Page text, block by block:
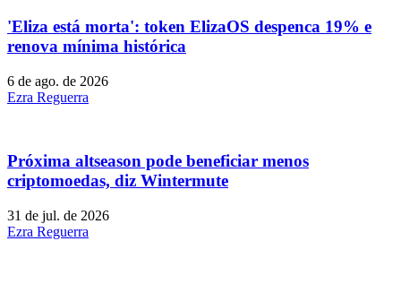
'Eliza está morta': token ElizaOS despenca 19% e
renova mínima histórica
6 de ago. de 2026
Ezra Reguerra
Próxima altseason pode beneficiar menos
criptomoedas, diz Wintermute
31 de jul. de 2026
Ezra Reguerra